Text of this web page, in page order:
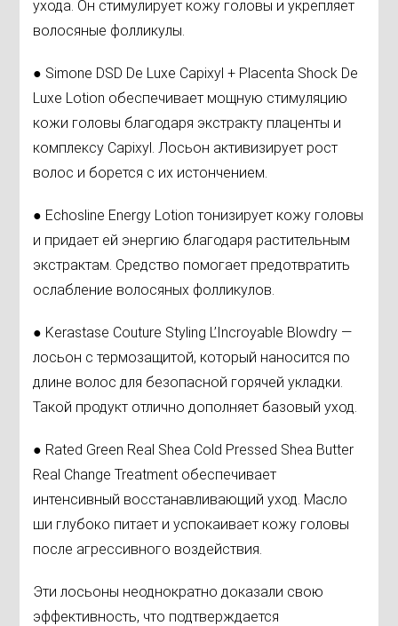
ухода. Он стимулирует кожу головы и укрепляет
волосяные фолликулы.
● Simone DSD De Luxe Capixyl + Placenta Shock De
Luxe Lotion обеспечивает мощную стимуляцию
кожи головы благодаря экстракту плаценты и
комплексу Capixyl. Лосьон активизирует рост
волос и борется с их истончением.
● Echosline Energy Lotion тонизирует кожу головы
и придает ей энергию благодаря растительным
экстрактам. Средство помогает предотвратить
ослабление волосяных фолликулов.
● Kerastase Couture Styling L’Incroyable Blowdry —
лосьон с термозащитой, который наносится по
длине волос для безопасной горячей укладки.
Такой продукт отлично дополняет базовый уход.
● Rated Green Real Shea Cold Pressed Shea Butter
Real Change Treatment обеспечивает
интенсивный восстанавливающий уход. Масло
ши глубоко питает и успокаивает кожу головы
после агрессивного воздействия.
Эти лосьоны неоднократно доказали свою
эффективность, что подтверждается